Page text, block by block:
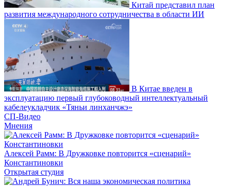
Китай представил план
развития международного сотрудничества в области ИИ
В Китае введен в
эксплуатацию первый глубоководный интеллектуальный
кабелеукладчик «Тяньи линханчжэ»
СП-Видео
Мнения
Алексей Рамм: В Дружковке повторится «сценарий»
Константиновки
Открытая студия